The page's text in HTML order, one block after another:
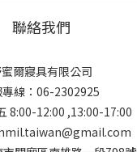
聯絡我們
爾寢具有限公司
線：06-2302925
8:00-12:00 ,13:00-17:00